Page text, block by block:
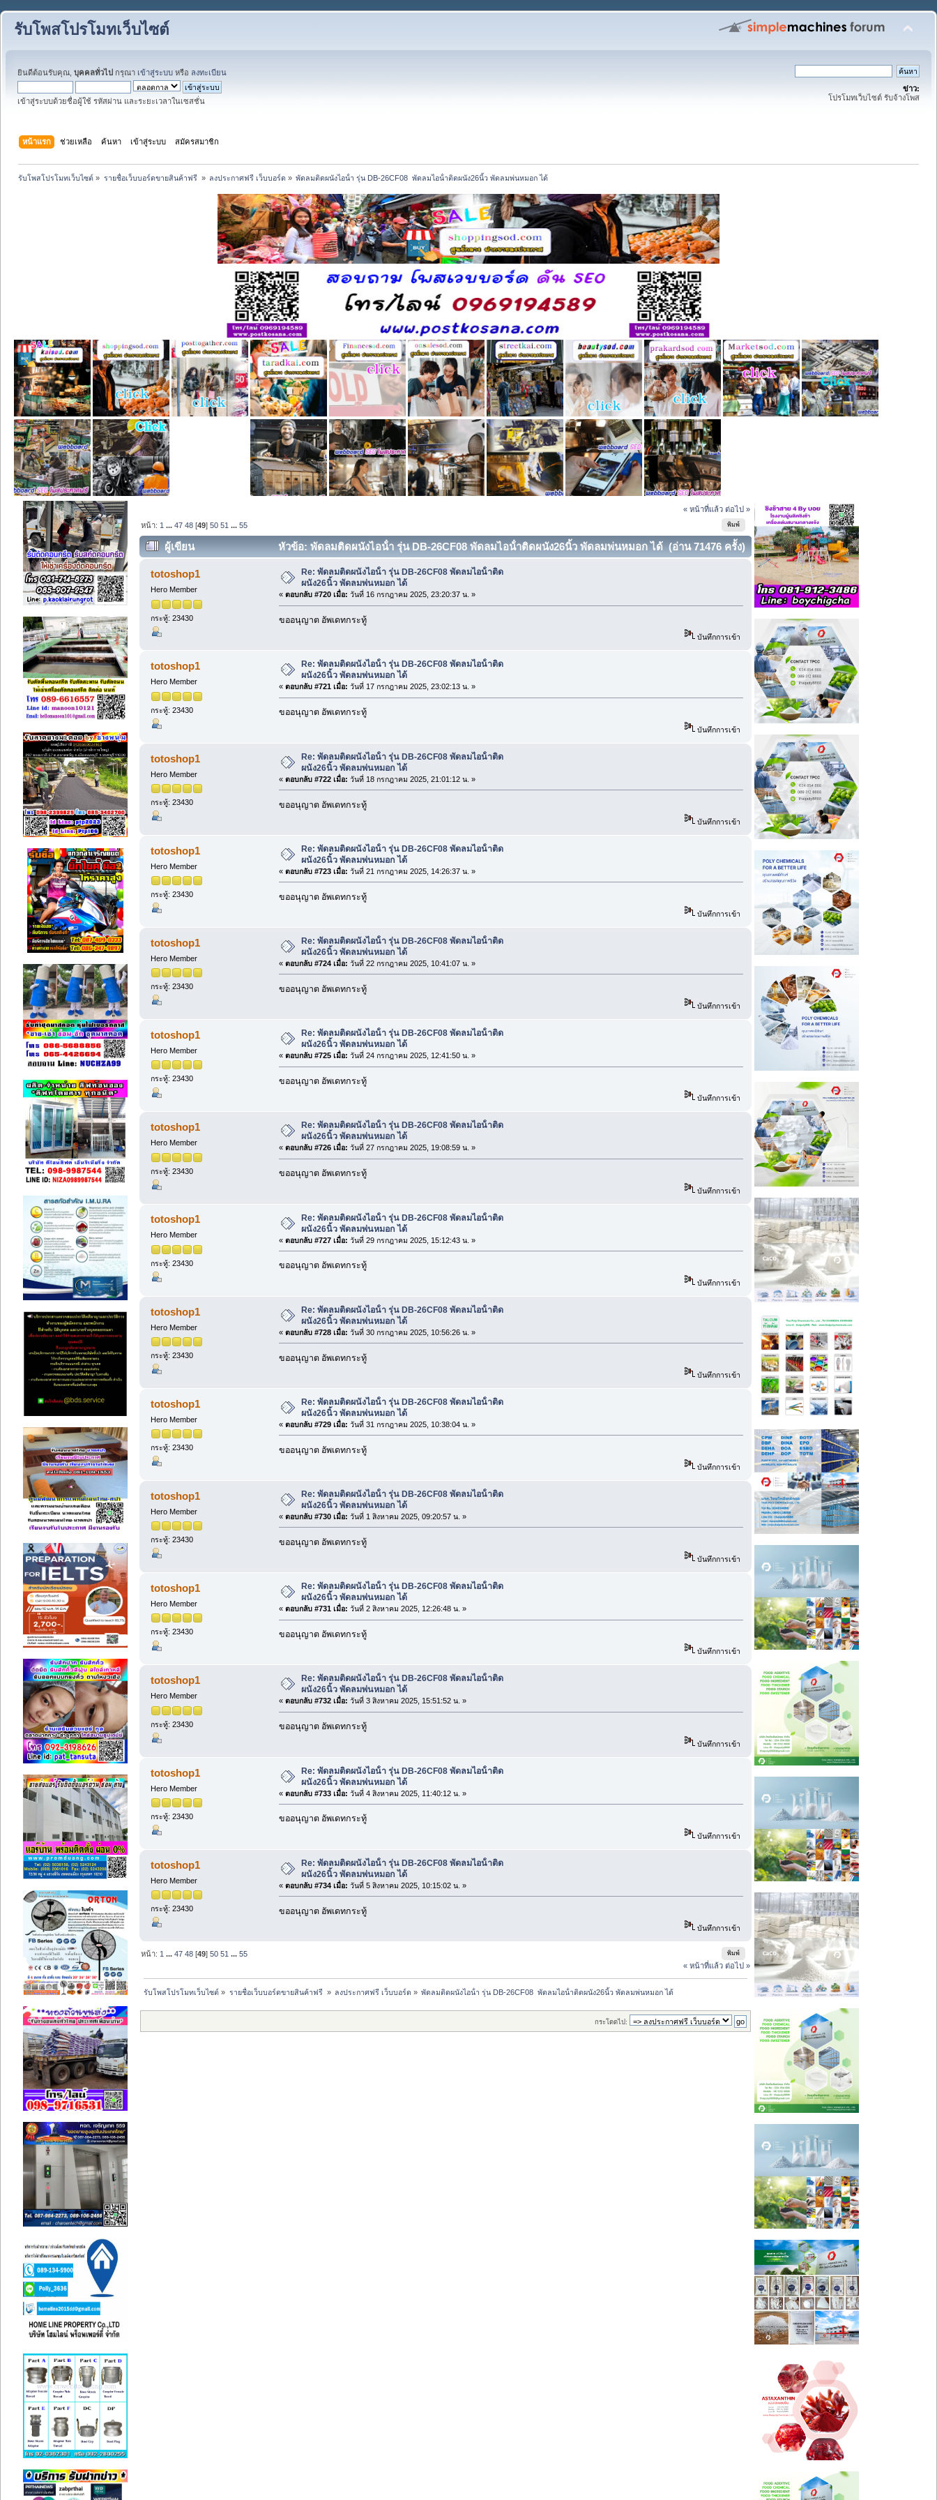
รับโพสโปรโมทเว็บไซต์
ยินดีต้อนรับคุณ, บุคคลทั่วไป กรุณา เข้าสู่ระบบ หรือ ลงทะเบียน
เข้าสู่ระบบด้วยชื่อผู้ใช้ รหัสผ่าน และระยะเวลาในเซสชั่น
ข่าว:
โปรโมทเว็บไซต์ รับจ้างโพส
หน้าแรก ช่วยเหลือ ค้นหา เข้าสู่ระบบ สมัครสมาชิก
รับโพสโปรโมทเว็บไซต์ » รายชื่อเว็บบอร์ดขายสินค้าฟรี » ลงประกาศฟรี เว็บบอร์ด » พัดลมติดผนังไอน้ํา รุ่น DB-26CF08  พัดลมไอน้ําติดผนัง26นิ้ว พัดลมพ่นหมอก ได้
« หน้าที่แล้ว ต่อไป »
พิมพ์
หน้า: 1 ...47 48 [49]50 51 ...55
ผู้เขียน หัวข้อ: พัดลมติดผนังไอน้ํา รุ่น DB-26CF08 พัดลมไอน้ําติดผนัง26นิ้ว พัดลมพ่นหมอก ได้ (อ่าน 71476 ครั้ง)
totoshop1
Hero Member
กระทู้: 23430
Re: พัดลมติดผนังไอน้ํา รุ่น DB-26CF08 พัดลมไอน้ําติด
ผนัง26นิ้ว พัดลมพ่นหมอก ได้
« ตอบกลับ #720 เมื่อ: วันที่ 16 กรกฎาคม 2025, 23:20:37 น. »
ขออนุญาต อัพเดทกระทู้
บันทึกการเข้า
totoshop1
Hero Member
กระทู้: 23430
Re: พัดลมติดผนังไอน้ํา รุ่น DB-26CF08 พัดลมไอน้ําติด
ผนัง26นิ้ว พัดลมพ่นหมอก ได้
« ตอบกลับ #721 เมื่อ: วันที่ 17 กรกฎาคม 2025, 23:02:13 น. »
ขออนุญาต อัพเดทกระทู้
บันทึกการเข้า
totoshop1
Hero Member
กระทู้: 23430
Re: พัดลมติดผนังไอน้ํา รุ่น DB-26CF08 พัดลมไอน้ําติด
ผนัง26นิ้ว พัดลมพ่นหมอก ได้
« ตอบกลับ #722 เมื่อ: วันที่ 18 กรกฎาคม 2025, 21:01:12 น. »
ขออนุญาต อัพเดทกระทู้
บันทึกการเข้า
totoshop1
Hero Member
กระทู้: 23430
Re: พัดลมติดผนังไอน้ํา รุ่น DB-26CF08 พัดลมไอน้ําติด
ผนัง26นิ้ว พัดลมพ่นหมอก ได้
« ตอบกลับ #723 เมื่อ: วันที่ 21 กรกฎาคม 2025, 14:26:37 น. »
ขออนุญาต อัพเดทกระทู้
บันทึกการเข้า
totoshop1
Hero Member
กระทู้: 23430
Re: พัดลมติดผนังไอน้ํา รุ่น DB-26CF08 พัดลมไอน้ําติด
ผนัง26นิ้ว พัดลมพ่นหมอก ได้
« ตอบกลับ #724 เมื่อ: วันที่ 22 กรกฎาคม 2025, 10:41:07 น. »
ขออนุญาต อัพเดทกระทู้
บันทึกการเข้า
totoshop1
Hero Member
กระทู้: 23430
Re: พัดลมติดผนังไอน้ํา รุ่น DB-26CF08 พัดลมไอน้ําติด
ผนัง26นิ้ว พัดลมพ่นหมอก ได้
« ตอบกลับ #725 เมื่อ: วันที่ 24 กรกฎาคม 2025, 12:41:50 น. »
ขออนุญาต อัพเดทกระทู้
บันทึกการเข้า
totoshop1
Hero Member
กระทู้: 23430
Re: พัดลมติดผนังไอน้ํา รุ่น DB-26CF08 พัดลมไอน้ําติด
ผนัง26นิ้ว พัดลมพ่นหมอก ได้
« ตอบกลับ #726 เมื่อ: วันที่ 27 กรกฎาคม 2025, 19:08:59 น. »
ขออนุญาต อัพเดทกระทู้
บันทึกการเข้า
totoshop1
Hero Member
กระทู้: 23430
Re: พัดลมติดผนังไอน้ํา รุ่น DB-26CF08 พัดลมไอน้ําติด
ผนัง26นิ้ว พัดลมพ่นหมอก ได้
« ตอบกลับ #727 เมื่อ: วันที่ 29 กรกฎาคม 2025, 15:12:43 น. »
ขออนุญาต อัพเดทกระทู้
บันทึกการเข้า
totoshop1
Hero Member
กระทู้: 23430
Re: พัดลมติดผนังไอน้ํา รุ่น DB-26CF08 พัดลมไอน้ําติด
ผนัง26นิ้ว พัดลมพ่นหมอก ได้
« ตอบกลับ #728 เมื่อ: วันที่ 30 กรกฎาคม 2025, 10:56:26 น. »
ขออนุญาต อัพเดทกระทู้
บันทึกการเข้า
totoshop1
Hero Member
กระทู้: 23430
Re: พัดลมติดผนังไอน้ํา รุ่น DB-26CF08 พัดลมไอน้ําติด
ผนัง26นิ้ว พัดลมพ่นหมอก ได้
« ตอบกลับ #729 เมื่อ: วันที่ 31 กรกฎาคม 2025, 10:38:04 น. »
ขออนุญาต อัพเดทกระทู้
บันทึกการเข้า
totoshop1
Hero Member
กระทู้: 23430
Re: พัดลมติดผนังไอน้ํา รุ่น DB-26CF08 พัดลมไอน้ําติด
ผนัง26นิ้ว พัดลมพ่นหมอก ได้
« ตอบกลับ #730 เมื่อ: วันที่ 1 สิงหาคม 2025, 09:20:57 น. »
ขออนุญาต อัพเดทกระทู้
บันทึกการเข้า
totoshop1
Hero Member
กระทู้: 23430
Re: พัดลมติดผนังไอน้ํา รุ่น DB-26CF08 พัดลมไอน้ําติด
ผนัง26นิ้ว พัดลมพ่นหมอก ได้
« ตอบกลับ #731 เมื่อ: วันที่ 2 สิงหาคม 2025, 12:26:48 น. »
ขออนุญาต อัพเดทกระทู้
บันทึกการเข้า
totoshop1
Hero Member
กระทู้: 23430
Re: พัดลมติดผนังไอน้ํา รุ่น DB-26CF08 พัดลมไอน้ําติด
ผนัง26นิ้ว พัดลมพ่นหมอก ได้
« ตอบกลับ #732 เมื่อ: วันที่ 3 สิงหาคม 2025, 15:51:52 น. »
ขออนุญาต อัพเดทกระทู้
บันทึกการเข้า
totoshop1
Hero Member
กระทู้: 23430
Re: พัดลมติดผนังไอน้ํา รุ่น DB-26CF08 พัดลมไอน้ําติด
ผนัง26นิ้ว พัดลมพ่นหมอก ได้
« ตอบกลับ #733 เมื่อ: วันที่ 4 สิงหาคม 2025, 11:40:12 น. »
ขออนุญาต อัพเดทกระทู้
บันทึกการเข้า
totoshop1
Hero Member
กระทู้: 23430
Re: พัดลมติดผนังไอน้ํา รุ่น DB-26CF08 พัดลมไอน้ําติด
ผนัง26นิ้ว พัดลมพ่นหมอก ได้
« ตอบกลับ #734 เมื่อ: วันที่ 5 สิงหาคม 2025, 10:15:02 น. »
ขออนุญาต อัพเดทกระทู้
บันทึกการเข้า
พิมพ์
หน้า: 1 ...47 48 [49]50 51 ...55
« หน้าที่แล้ว ต่อไป »
รับโพสโปรโมทเว็บไซต์ » รายชื่อเว็บบอร์ดขายสินค้าฟรี » ลงประกาศฟรี เว็บบอร์ด » พัดลมติดผนังไอน้ํา รุ่น DB-26CF08  พัดลมไอน้ําติดผนัง26นิ้ว พัดลมพ่นหมอก ได้
กระโดดไป: